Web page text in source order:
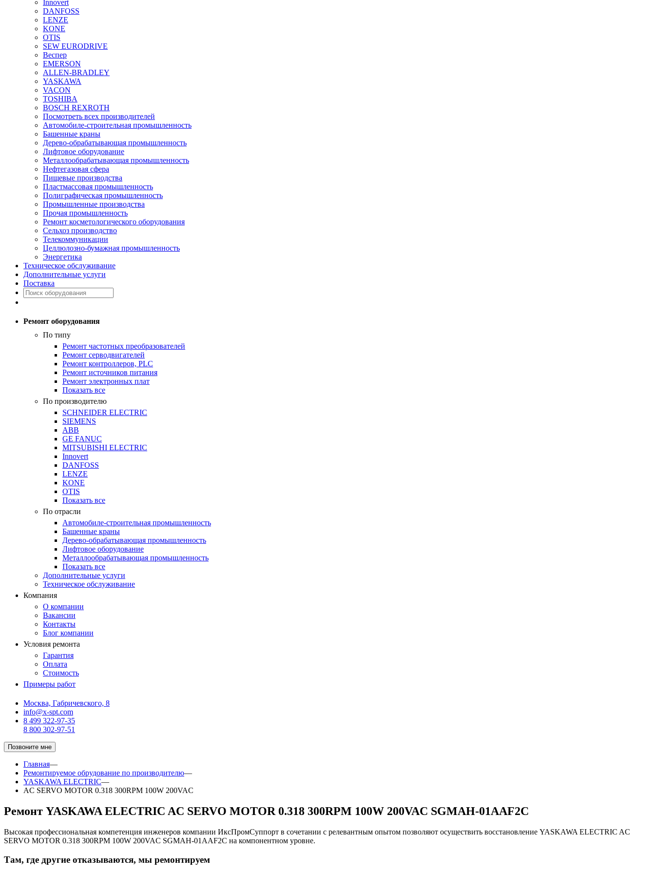
Innovert
DANFOSS
LENZE
KONE
OTIS
SEW EURODRIVE
Веспер
EMERSON
ALLEN-BRADLEY
YASKAWA
VACON
TOSHIBA
BOSCH REXROTH
Посмотреть всех производителей
Автомобиле-строительная промышленность
Башенные краны
Дерево-обрабатывающая промышленность
Лифтовое оборудование
Металлообрабатывающая промышленность
Нефтегазовая сфера
Пищевые производства
Пластмассовая промышленность
Полиграфическая промышленность
Промышленные производства
Прочая промышленность
Ремонт косметологического оборудования
Сельхоз производство
Телекоммуникации
Целлюлозно-бумажная промышленность
Энергетика
Техническое обслуживание
Дополнительные услуги
Поставка
Ремонт оборудования
По типу
Ремонт частотных преобразователей
Ремонт серводвигателей
Ремонт контроллеров, PLC
Ремонт источников питания
Ремонт электронных плат
Показать все
По производителю
SCHNEIDER ELECTRIC
SIEMENS
ABB
GE FANUC
MITSUBISHI ELECTRIC
Innovert
DANFOSS
LENZE
KONE
OTIS
Показать все
По отрасли
Автомобиле-строительная промышленность
Башенные краны
Дерево-обрабатывающая промышленность
Лифтовое оборудование
Металлообрабатывающая промышленность
Показать все
Дополнительные услуги
Техническое обслуживание
Компания
О компании
Вакансии
Контакты
Блог компании
Условия ремонта
Гарантия
Оплата
Стоимость
Примеры работ
Москва, Габричевского, 8
info@x-spt.com
8 499 322-97-35
8 800 302-97-51
Позвоните мне
Главная—
Ремонтируемое обрудование по производителю—
YASKAWA ELECTRIC—
AC SERVO MOTOR 0.318 300RPM 100W 200VAC
Ремонт YASKAWA ELECTRIC AC SERVO MOTOR 0.318 300RPM 100W 200VAC SGMAH-01AAF2C
Высокая профессиональная компетенция инженеров компании ИксПромСуппорт в сочетании с релевантным опытом позволяют осуществить восстановление YASKAWA ELECTRIC AC
SERVO MOTOR 0.318 300RPM 100W 200VAC SGMAH-01AAF2C на компонентном уровне.
Там, где другие отказываются, мы ремонтируем